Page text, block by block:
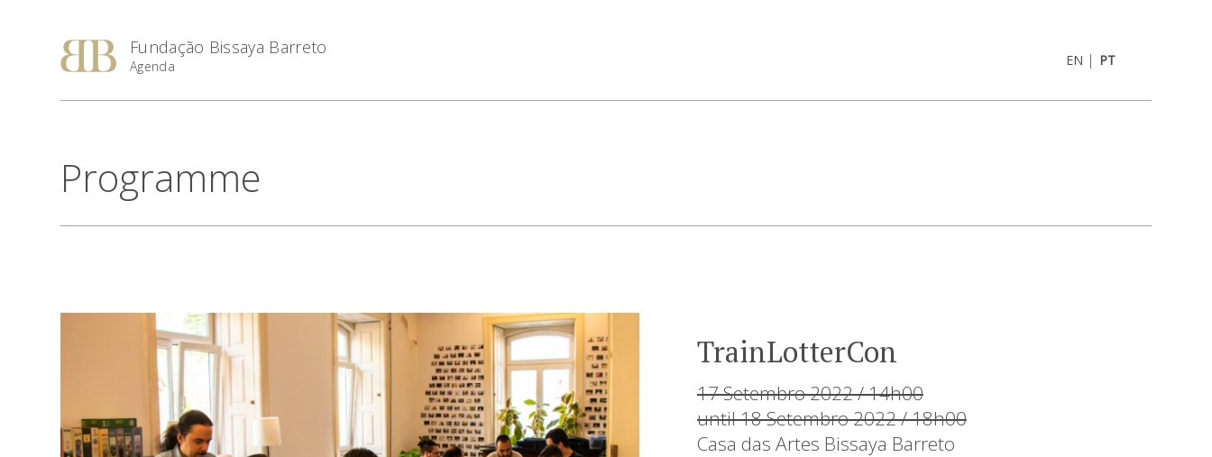
Fundação Bissaya Barreto
Agenda EN | PT
Programme
TrainLotterCon
17 Setembro 2022 / 14h00
until 18 Setembro 2022 / 18h00
Casa das Artes Bissaya Barreto